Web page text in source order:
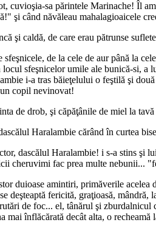
cuvioşia-sa părintele Marinache! Îl
şi când năvăleau mahalagioaicele
şi caldă, de care erau pătrunse
sfeşnicele, de la cele de aur până la
sfeşnicelor umile ale bunică-si, a
i-a tras băieţelului o feştilă şi
copil nevinovat!
de drob, şi căpăţânile de miel la
Haralambie cărând în curtea
dascălul Haralambie! i s-a stins şi
cheruvimi fac prea multe nebunii...
duioase amintiri, primăverile
deşteaptă fericită, graţioasă,
de foc... el, tânărul şi
mai înflăcărată decât alta, o